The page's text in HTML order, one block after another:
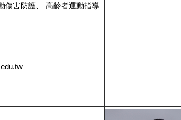
傷害防護、 高齡者運動指導